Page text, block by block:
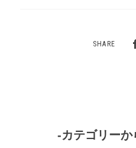
SHARE
-カテゴリー